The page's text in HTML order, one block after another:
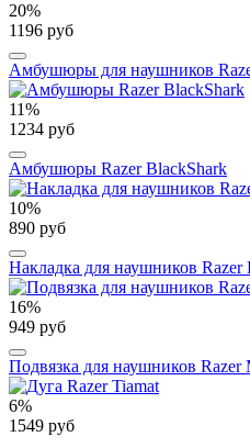
20%
1196 руб
Амбушюры для наушников
11%
1234 руб
Амбушюры Razer BlackShark
10%
890 руб
Накладка для наушников
16%
949 руб
Подвязка для наушников Razer
6%
1549 руб